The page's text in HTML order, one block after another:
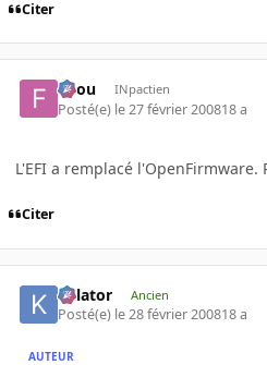
Citer
falou INpactien
Posté(e) le 27 février 200818 a
L'EFI a remplacé l'OpenFirmware.
Citer
Killator Ancien
Posté(e) le 28 février 200818 a
AUTEUR